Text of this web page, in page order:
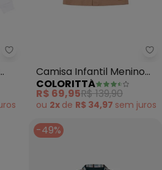
Pulla Bulla - Camiseta Meia
Camisa Infantil Menino
Texturizada (Marrom)
COLORITTÁ
R$ 69,95R$ 139,90
ou 2x de R$ 34,97 sem juros
-49%